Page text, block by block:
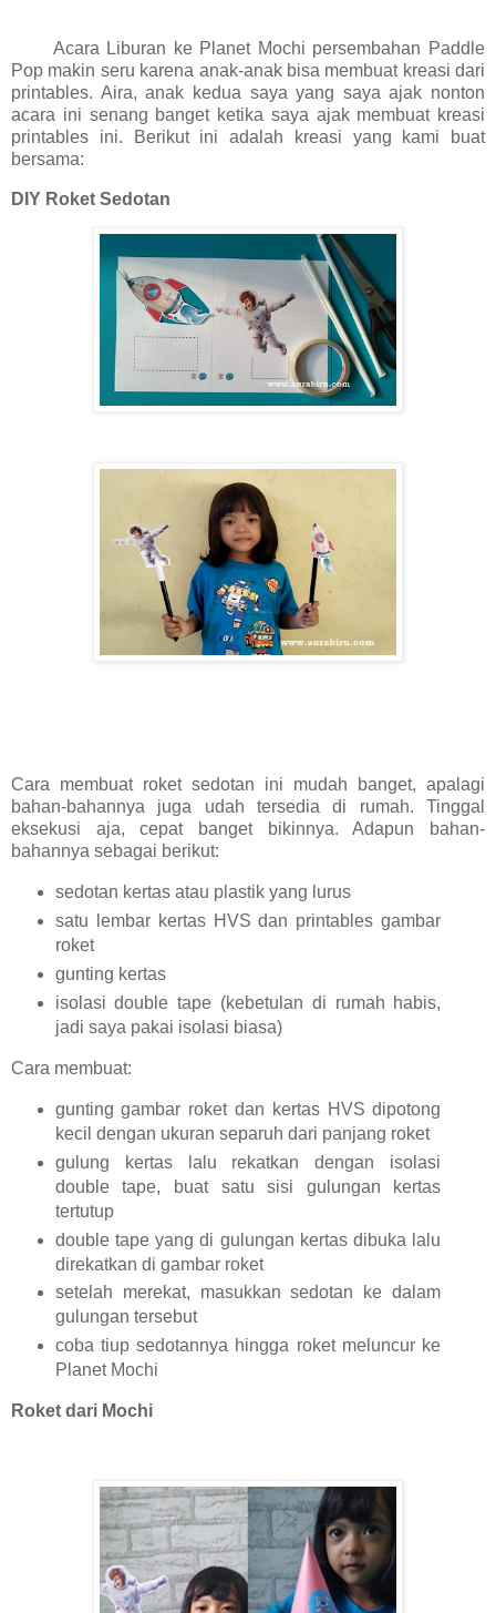
Acara Liburan ke Planet Mochi persembahan Paddle
Pop makin seru karena anak-anak bisa membuat kreasi dari
printables. Aira, anak kedua saya yang saya ajak nonton
acara ini senang banget ketika saya ajak membuat kreasi
printables ini. Berikut ini adalah kreasi yang kami buat
bersama:
DIY Roket Sedotan
Cara membuat roket sedotan ini mudah banget, apalagi
bahan-bahannya juga udah tersedia di rumah. Tinggal
eksekusi aja, cepat banget bikinnya. Adapun bahan-
bahannya sebagai berikut:
sedotan kertas atau plastik yang lurus
satu lembar kertas HVS dan printables gambar
roket
gunting kertas
isolasi double tape (kebetulan di rumah habis,
jadi saya pakai isolasi biasa)
Cara membuat:
gunting gambar roket dan kertas HVS dipotong
kecil dengan ukuran separuh dari panjang roket
gulung kertas lalu rekatkan dengan isolasi
double tape, buat satu sisi gulungan kertas
tertutup
double tape yang di gulungan kertas dibuka lalu
direkatkan di gambar roket
setelah merekat, masukkan sedotan ke dalam
gulungan tersebut
coba tiup sedotannya hingga roket meluncur ke
Planet Mochi
Roket dari Mochi